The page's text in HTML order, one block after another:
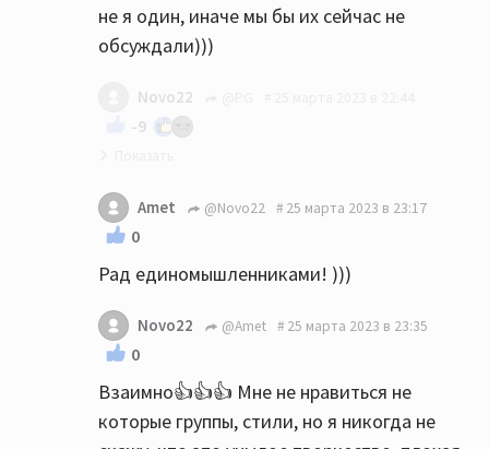
не я один, иначе мы бы их сейчас не
обсуждали)))
Novo22
-9
Ну на вкус и цвет как говориться)))
Позвольте не согласиться с Вами. Но
говорить про легендарную группу
уходяшего века, как их назвали в 2000 году
на грэмми, как то не уважительно мягко
говоря. Новый альбом, хотя альбомом это
сложно назвать, просто старые песни
перепеты в акустической версии под
гитару и фортепиано и все. Сам не смог
Amet @Novo22 25 марта 2023 в 23:17
0
Рад единомышленниками! )))
Novo22 @Amet 25 марта 2023 в 23:35
0
Взаимно👍👍👍 Мне не нравиться не
которые группы, стили, но я никогда не